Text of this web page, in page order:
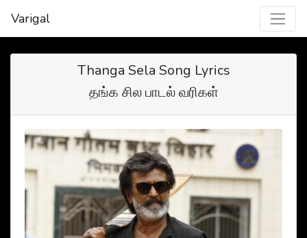
Varigal
Thanga Sela Song Lyrics
தங்க சில‌ பாடல் வரிகள்